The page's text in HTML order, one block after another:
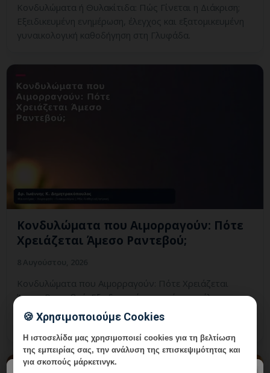
Κονδυλώματα ή Θυλακίτιδα: Πώς Γίνεται η Διάκριση;
Εξειδικευμένη ενημέρωση, έλεγχος και εξατομικευμένη
γυναικολογική καθοδήγηση στη Γλυφάδα.
Κονδυλώματα που Αιμορραγούν: Πότε
Χρειάζεται Άμεσο Ραντεβού;
Κονδυλώματα που Αιμορραγούν: Πότε Χρειάζεται
Άμεσο Ραντεβού; Εξειδικευμένη ενημέρωση, έλεγχος και
εξατομικευμένη γυναικολογική καθοδήγηση στη
Γλυφάδα.
🍪 Χρησιμοποιούμε Cookies
Η ιστοσελίδα μας χρησιμοποιεί cookies για τη βελτίωση
της εμπειρίας σας, την ανάλυση της επισκεψιμότητας και
για σκοπούς μάρκετινγκ.